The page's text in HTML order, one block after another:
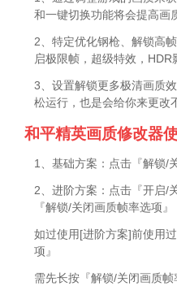
和一键切换功能将会提高画
2、特定优化钢枪、解锁高
启极限帧，超级特效，HDR
3、设置解锁更多极清画质
松运行，也是会给你来更改
和平精英画质修改器
1、基础方案：点击『解锁/
2、进阶方案：点击『开启/
『解锁/关闭画质帧率选项』
如过使用[进阶方案]前使用
项』
需先长按『解锁/关闭画质